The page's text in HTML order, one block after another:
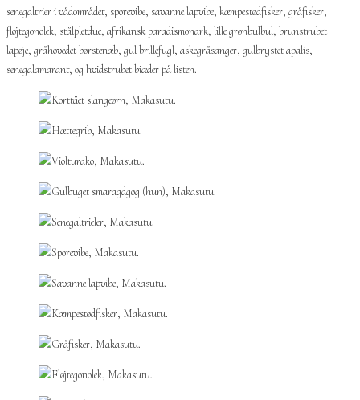
senegaltrier i vådområdet, sporevibe, savanne lapvibe, kæmpestødfisker, gråfisker,
fløjtegonolek, stålpletdue, afrikansk paradismonark, lille grønbulbul, brunstrubet
lapøje, gråhovedet børstenæb, gul brillefugl, askegråsanger, gulbrystet apalis,
senegalamarant, og hvidstrubet biæder på listen.